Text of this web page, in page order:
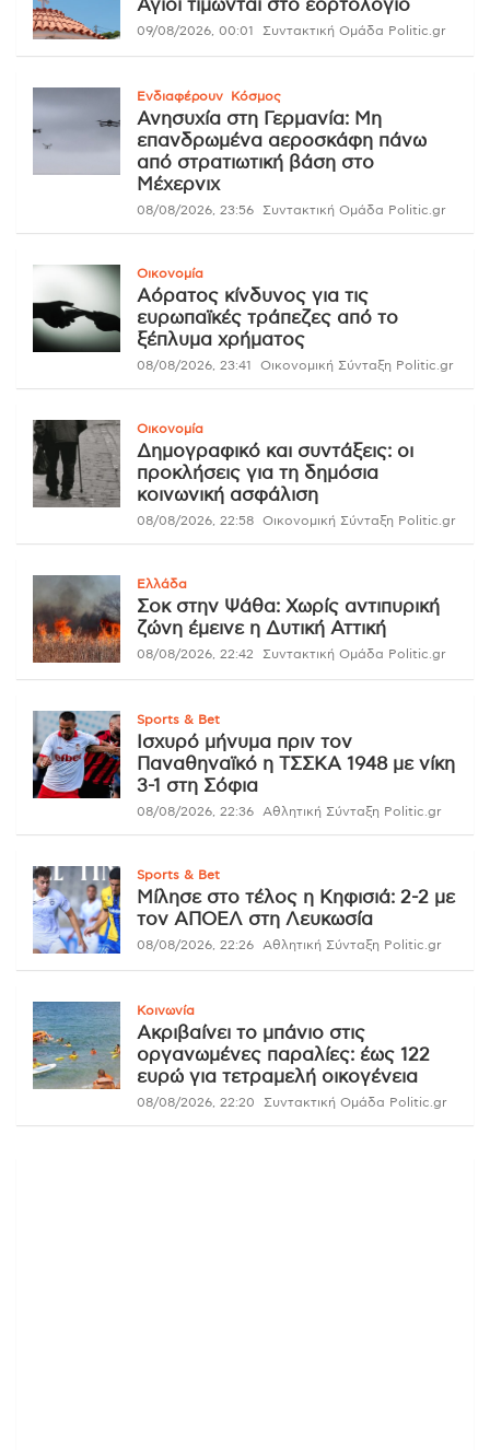
Άγιοι τιμώνται στο εορτολόγιο
09/08/2026, 00:01 Συντακτική Ομάδα Politic.gr
Ενδιαφέρουν Κόσμος
Ανησυχία στη Γερμανία: Μη
επανδρωμένα αεροσκάφη πάνω
από στρατιωτική βάση στο
Μέχερνιχ
08/08/2026, 23:56 Συντακτική Ομάδα Politic.gr
Οικονομία
Αόρατος κίνδυνος για τις
ευρωπαϊκές τράπεζες από το
ξέπλυμα χρήματος
08/08/2026, 23:41 Οικονομική Σύνταξη Politic.gr
Οικονομία
Δημογραφικό και συντάξεις: οι
προκλήσεις για τη δημόσια
κοινωνική ασφάλιση
08/08/2026, 22:58 Οικονομική Σύνταξη Politic.gr
Ελλάδα
Σοκ στην Ψάθα: Χωρίς αντιπυρική
ζώνη έμεινε η Δυτική Αττική
08/08/2026, 22:42 Συντακτική Ομάδα Politic.gr
Sports & Bet
Ισχυρό μήνυμα πριν τον
Παναθηναϊκό η ΤΣΣΚΑ 1948 με νίκη
3-1 στη Σόφια
08/08/2026, 22:36 Αθλητική Σύνταξη Politic.gr
Sports & Bet
Μίλησε στο τέλος η Κηφισιά: 2-2 με
τον ΑΠΟΕΛ στη Λευκωσία
08/08/2026, 22:26 Αθλητική Σύνταξη Politic.gr
Κοινωνία
Ακριβαίνει το μπάνιο στις
οργανωμένες παραλίες: έως 122
ευρώ για τετραμελή οικογένεια
08/08/2026, 22:20 Συντακτική Ομάδα Politic.gr